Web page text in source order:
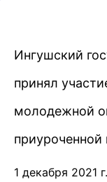
Ингушский
принял
молодежной
1 декабря 2021